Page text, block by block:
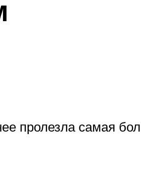
пролезла самая